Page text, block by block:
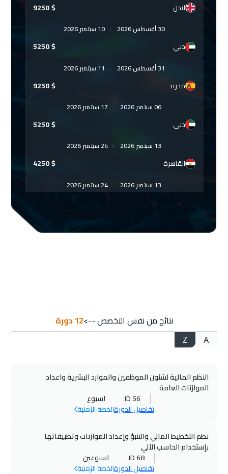
لندن 9250$
30 أغسطس 2026 : 10 سبتمبر 2026
دبي 5250$
31 أغسطس 2026 :
مدريد 9250$
06 سبتمبر 2026 :
دبي 5250$
13 سبتمبر 2026 :
القاهرة 4250$
13 سبتمبر 2026 :
مراكش
الكويت
04 أكتوبر 2026 :15 أكتوبر 2026
مسقط 5450$
22 أكتوبر 2026
نتائج من نفس التخصص -->12دورة
A
Z
النظم المالية لشئون الموظفين والموارد البشرية واعداد
الموازنات العامة
ID 56
اسبوع
تفاصيل الدورةالخطة الزمنية
نظم التخطيط المالي والتنبؤ وإعداد الموازنات وتطبيقاتها
بإستخدام الحاسب الآلي
ID 68
اسبوعين
تفاصيل الدورةالخطة الزمنية